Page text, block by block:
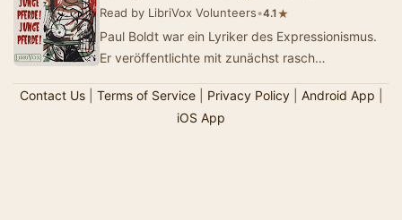
Read by LibriVox Volunteers•4.1 ★
Paul Boldt war ein Lyriker des Expressionismus.
Er veröffentlichte mit zunächst rasch
Contact Us| Terms of Service| Privacy Policy| Android App
iOS App